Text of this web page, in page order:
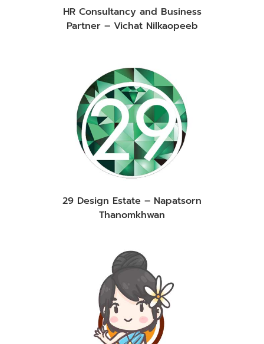
HR Consultancy and Business
Partner – Vichat Nilkaopeeb
29 Design Estate – Napatsorn
Thanomkhwan